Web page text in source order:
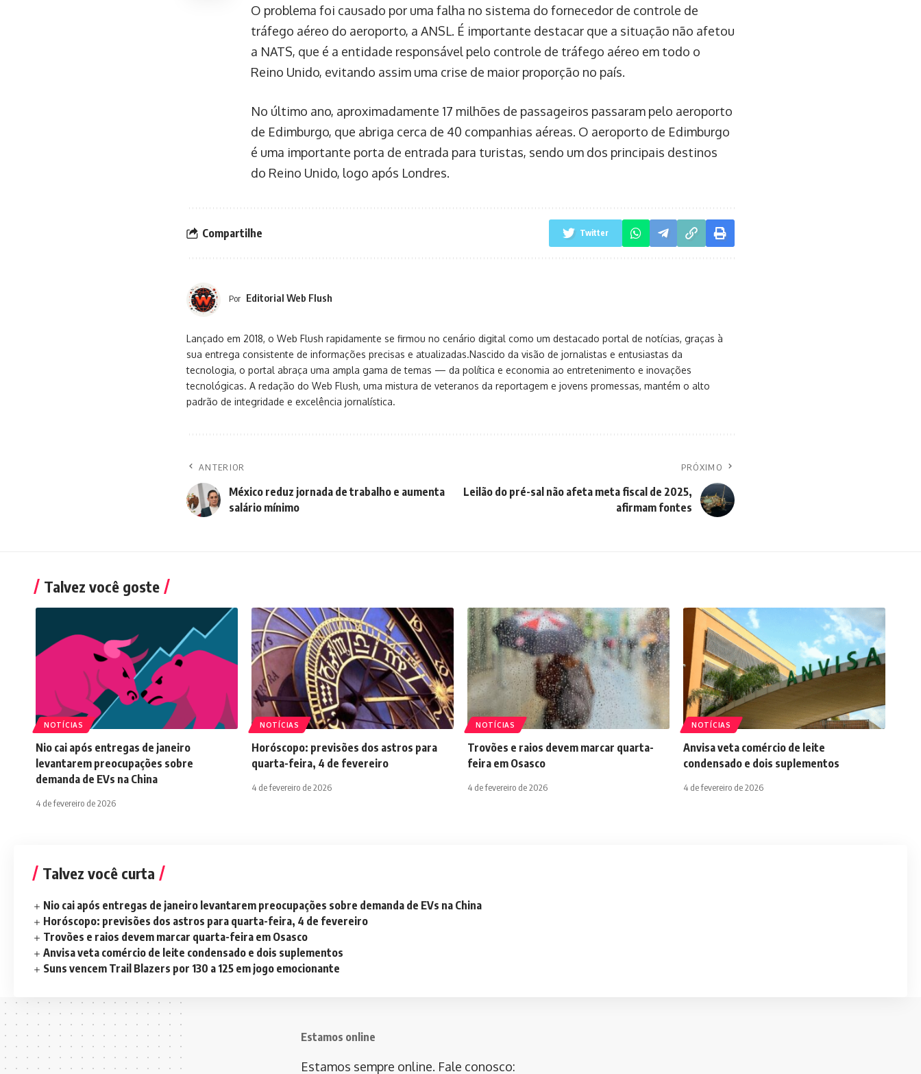
O problema foi causado por uma falha no sistema do fornecedor de controle de
tráfego aéreo do aeroporto, a ANSL. É importante destacar que a situação não afetou
a NATS, que é a entidade responsável pelo controle de tráfego aéreo em todo o
Reino Unido, evitando assim uma crise de maior proporção no país.
No último ano, aproximadamente 17 milhões de passageiros passaram pelo aeroporto
de Edimburgo, que abriga cerca de 40 companhias aéreas. O aeroporto de Edimburgo
é uma importante porta de entrada para turistas, sendo um dos principais destinos
do Reino Unido, logo após Londres.
Compartilhe Twitter
Por Editorial Web Flush
Lançado em 2018, o Web Flush rapidamente se firmou no cenário digital como um destacado portal de notícias, graças à
sua entrega consistente de informações precisas e atualizadas.Nascido da visão de jornalistas e entusiastas da
tecnologia, o portal abraça uma ampla gama de temas — da política e economia ao entretenimento e inovações
tecnológicas. A redação do Web Flush, uma mistura de veteranos da reportagem e jovens promessas, mantém o alto
padrão de integridade e excelência jornalística.
ANTERIOR
México reduz jornada de trabalho e aumenta
salário mínimo
PRÓXIMO
Leilão do pré-sal não afeta meta fiscal de 2025,
afirmam fontes
Talvez você goste
NOTÍCIAS
Nio cai após entregas de janeiro
levantarem preocupações sobre
demanda de EVs na China
4 de fevereiro de 2026
NOTÍCIAS
Horóscopo: previsões dos astros para
quarta-feira, 4 de fevereiro
4 de fevereiro de 2026
NOTÍCIAS
Trovões e raios devem marcar quarta-
feira em Osasco
4 de fevereiro de 2026
NOTÍCIAS
Anvisa veta comércio de leite
condensado e dois suplementos
4 de fevereiro de 2026
Talvez você curta
Nio cai após entregas de janeiro levantarem preocupações sobre demanda de EVs na China
Horóscopo: previsões dos astros para quarta-feira, 4 de fevereiro
Trovões e raios devem marcar quarta-feira em Osasco
Anvisa veta comércio de leite condensado e dois suplementos
Suns vencem Trail Blazers por 130 a 125 em jogo emocionante
Estamos online
Estamos sempre online. Fale conosco: